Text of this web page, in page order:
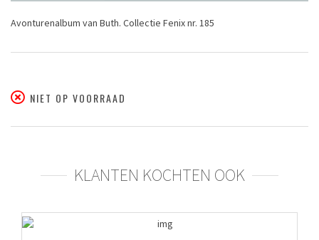
Avonturenalbum van Buth. Collectie Fenix nr. 185
NIET OP VOORRAAD
KLANTEN KOCHTEN OOK